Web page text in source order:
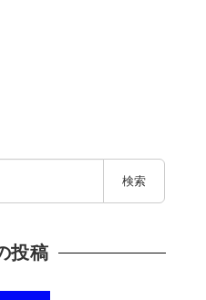
検索
投稿